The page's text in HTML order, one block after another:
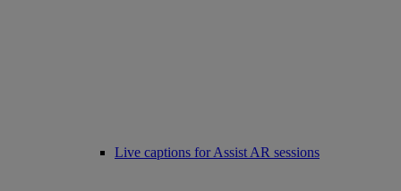
Live captions for Assist AR sessions